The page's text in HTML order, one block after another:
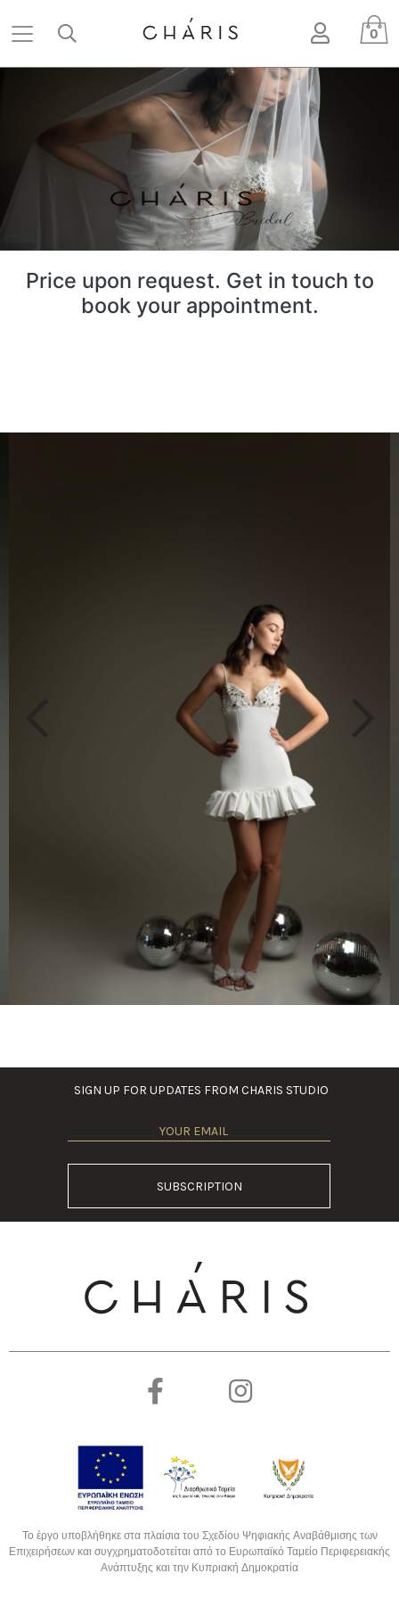
to
content
User 0
Price upon request. Get in touch to
book your appointment.
SIGN UP FOR UPDATES FROM CHARIS STUDIO
SUBSCRIPTION
Το έργο υποβλήθηκε στα πλαίσια του Σχεδίου Ψηφιακής Αναβάθμισης των
Επιχειρήσεων και συγχρηματοδοτείται από το Ευρωπαϊκό Ταμείο Περιφερειακής
Ανάπτυξης και την Κυπριακή Δημοκρατία